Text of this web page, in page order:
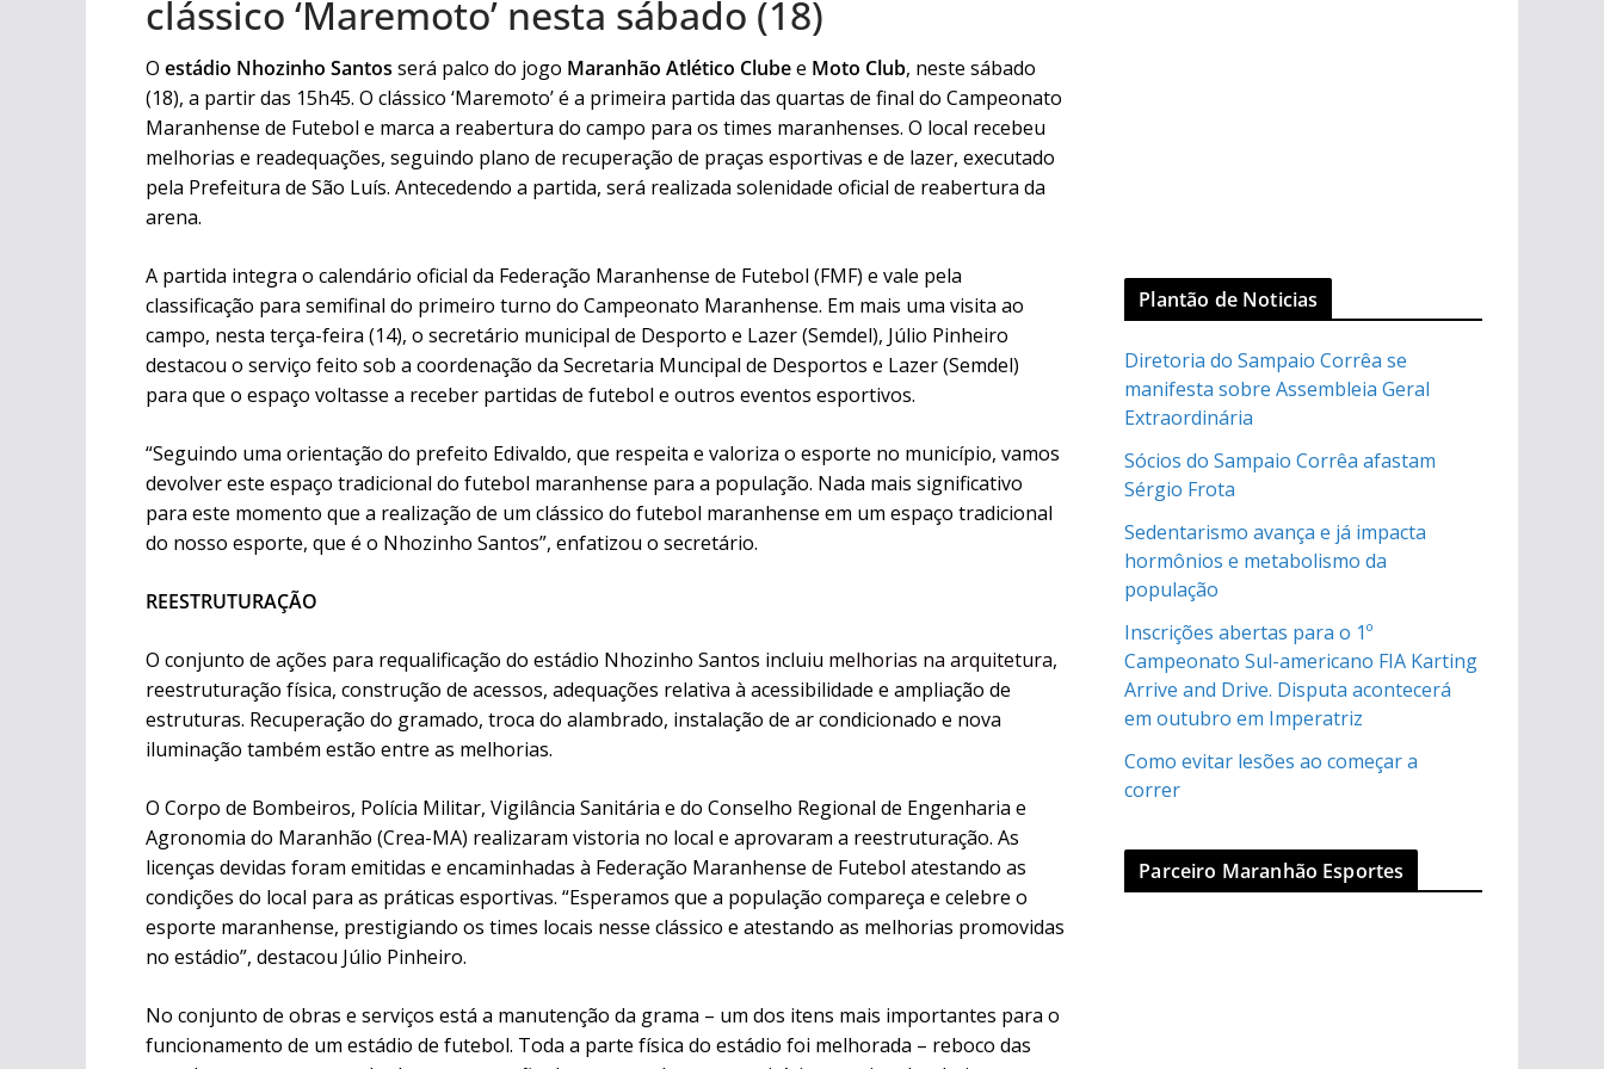
clássico ‘Maremoto’ nesta sábado (18)
O estádio Nhozinho Santos será palco do jogo Maranhão Atlético Clubee Moto Club, neste sábado
(18), a partir das 15h45. O clássico ‘Maremoto’ é a primeira partida das quartas de final do Campeonato
Maranhense de Futebol e marca a reabertura do campo para os times maranhenses. O local recebeu
melhorias e readequações, seguindo plano de recuperação de praças esportivas e de lazer, executado
pela Prefeitura de São Luís. Antecedendo a partida, será realizada solenidade oficial de reabertura da
arena.
A partida integra o calendário oficial da Federação Maranhense de Futebol (FMF) e vale pela
classificação para semifinal do primeiro turno do Campeonato Maranhense. Em mais uma visita ao
campo, nesta terça-feira (14), o secretário municipal de Desporto e Lazer (Semdel), Júlio Pinheiro
destacou o serviço feito sob a coordenação da Secretaria Muncipal de Desportos e Lazer (Semdel)
para que o espaço voltasse a receber partidas de futebol e outros eventos esportivos.
“Seguindo uma orientação do prefeito Edivaldo, que respeita e valoriza o esporte no município, vamos
devolver este espaço tradicional do futebol maranhense para a população. Nada mais significativo
para este momento que a realização de um clássico do futebol maranhense em um espaço tradicional
do nosso esporte, que é o Nhozinho Santos”, enfatizou o secretário.
REESTRUTURAÇÃO
O conjunto de ações para requalificação do estádio Nhozinho Santos incluiu melhorias na arquitetura,
reestruturação física, construção de acessos, adequações relativa à acessibilidade e ampliação de
estruturas. Recuperação do gramado, troca do alambrado, instalação de ar condicionado e nova
iluminação também estão entre as melhorias.
O Corpo de Bombeiros, Polícia Militar, Vigilância Sanitária e do Conselho Regional de Engenharia e
Agronomia do Maranhão (Crea-MA) realizaram vistoria no local e aprovaram a reestruturação. As
licenças devidas foram emitidas e encaminhadas à Federação Maranhense de Futebol atestando as
condições do local para as práticas esportivas. “Esperamos que a população compareça e celebre o
esporte maranhense, prestigiando os times locais nesse clássico e atestando as melhorias promovidas
no estádio”, destacou Júlio Pinheiro.
No conjunto de obras e serviços está a manutenção da grama – um dos itens mais importantes para o
funcionamento de um estádio de futebol. Toda a parte física do estádio foi melhorada – reboco das
Plantão de Noticias
Diretoria do Sampaio Corrêa se
manifesta sobre Assembleia Geral
Extraordinária
Sócios do Sampaio Corrêa afastam
Sérgio Frota
Sedentarismo avança e já impacta
hormônios e metabolismo da
população
Inscrições abertas para o 1º
Campeonato Sul-americano FIA Karting
Arrive and Drive. Disputa acontecerá
em outubro em Imperatriz
Como evitar lesões ao começar a
correr
Parceiro Maranhão Esportes